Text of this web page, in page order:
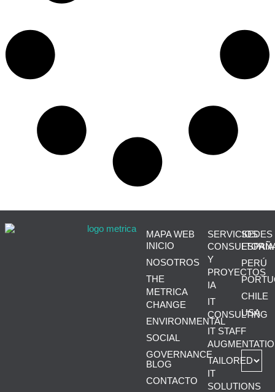
MAPA WEB
INICIO
NOSOTROS
THE
METRICA
CHANGE
ENVIRONMENTAL
SOCIAL
GOVERNANCE
BLOG
CONTACTO
SERVICIOS
CONSULTORÍA
Y
PROYECTOS
IA
IT
CONSULTING
IT STAFF
TAILORED
IT
SOLUTIONS
SEDES
PERÚ
CHILE
USA